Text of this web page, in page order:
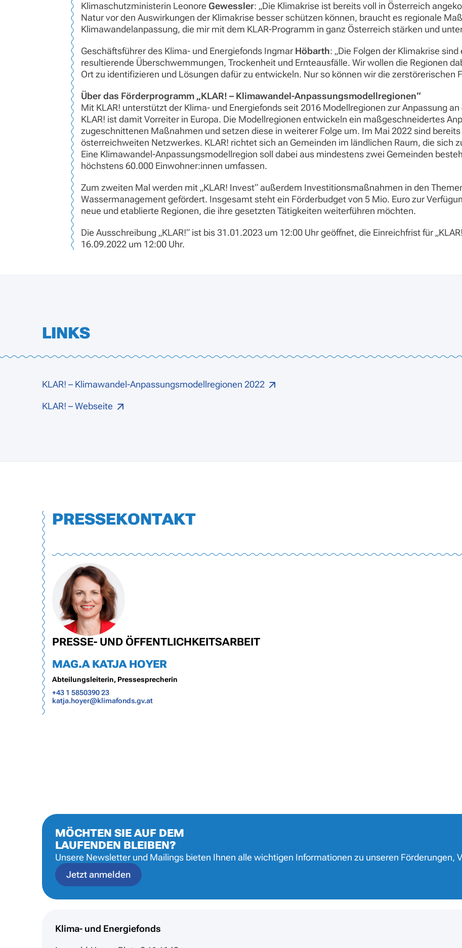
Klimaschutzministerin Leonore Gewessler: „Die Klimakrise ist bereits voll in Österreich
Natur vor den Auswirkungen der Klimakrise besser schützen können, braucht es regionale
Klimawandelanpassung, die mir mit dem KLAR-Programm in ganz Österreich stärken und
Geschäftsführer des Klima- und Energiefonds Ingmar Höbarth: „Die Folgen der Klimakrise
resultierende Überschwemmungen, Trockenheit und Ernteausfälle. Wir wollen die Regionen
Ort zu identifizieren und Lösungen dafür zu entwickeln. Nur so können wir die zerstörerischen
Über das Förderprogramm „KLAR! – Klimawandel-Anpassungsmodellregionen“
Mit KLAR! unterstützt der Klima- und Energiefonds seit 2016 Modellregionen zur Anpassung
KLAR! ist damit Vorreiter in Europa. Die Modellregionen entwickeln ein maßgeschneidertes
zugeschnittenen Maßnahmen und setzen diese in weiterer Folge um. Im Mai 2022 sind bereits
österreichweiten Netzwerkes. KLAR! richtet sich an Gemeinden im ländlichen Raum, die sich
Eine Klimawandel-Anpassungsmodellregion soll dabei aus mindestens zwei Gemeinden
höchstens 60.000 Einwohner:innen umfassen.
Zum zweiten Mal werden mit „KLAR! Invest“ außerdem Investitionsmaßnahmen in den
Wassermanagement gefördert. Insgesamt steht ein Förderbudget von 5 Mio. Euro zur
neue und etablierte Regionen, die ihre gesetzten Tätigkeiten weiterführen möchten.
Die Ausschreibung „KLAR!“ ist bis 31.01.2023 um 12:00 Uhr geöffnet, die Einreichfrist für
16.09.2022 um 12:00 Uhr.
LINKS
KLAR! – Klimawandel-Anpassungsmodellregionen 2022
KLAR! – Webseite
PRESSEKONTAKT
PRESSE- UND ÖFFENTLICHKEITSARBEIT
MAG.A KATJA HOYER
Abteilungsleiterin, Pressesprecherin
+43 1 5850390 23
katja.hoyer@klimafonds.gv.at
MÖCHTEN SIE AUF DEM
LAUFENDEN BLEIBEN?
Unsere Newsletter und Mailings bieten Ihnen alle wichtigen Informationen zu unseren Förderungen,
Jetzt anmelden
Klima- und Energiefonds